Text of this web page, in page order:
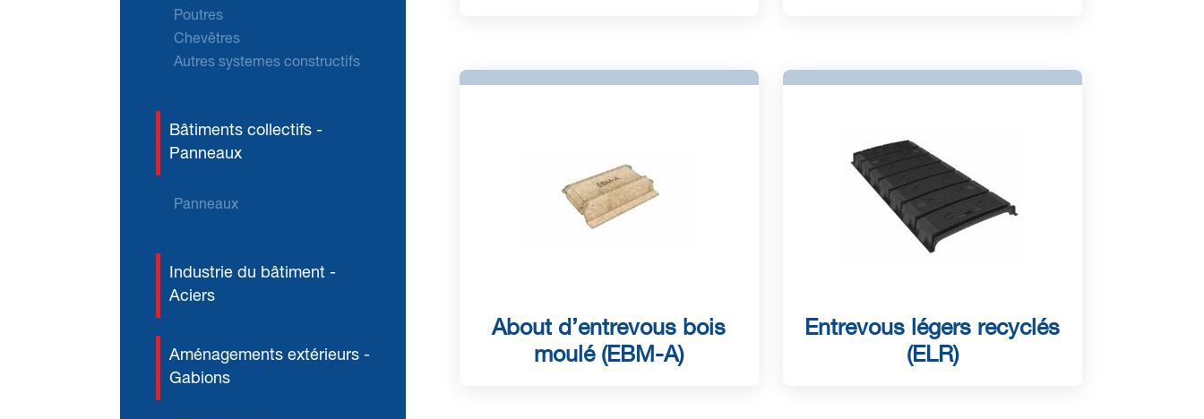
Poutres
Chevêtres
Autres systemes constructifs
Bâtiments collectifs -
Panneaux
Panneaux
Industrie du bâtiment -
Aciers
Aménagements extérieurs -
Gabions
About d’entrevous bois
moulé (EBM-A)
Entrevous légers recyclés
(ELR)